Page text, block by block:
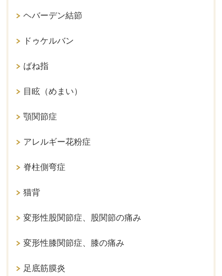
ヘバーデン結節
ドゥケルバン
ばね指
目眩（めまい）
顎関節症
アレルギー花粉症
脊柱側弯症
猫背
変形性股関節症、股関節の痛み
変形性膝関節症、膝の痛み
足底筋膜炎